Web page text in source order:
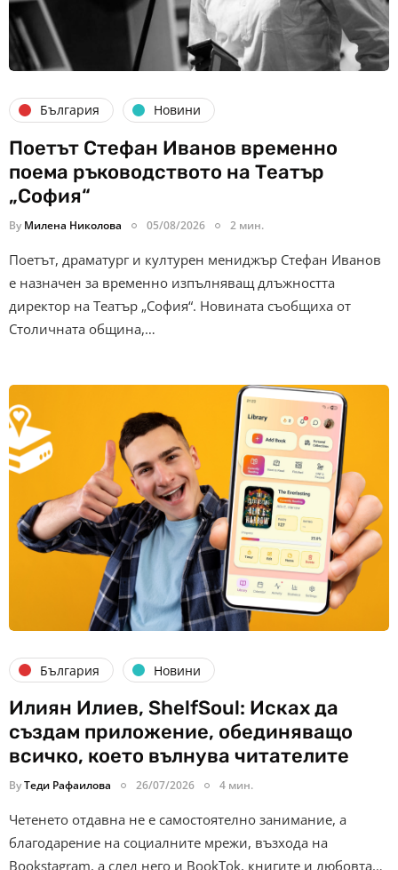
България Новини
Поетът Стефан Иванов временно
поема ръководството на Театър
„София“
By Милена Николова 05/08/2026 2 мин.
Поетът, драматург и културен мениджър Стефан Иванов
е назначен за временно изпълняващ длъжността
директор на Театър „София“. Новината съобщиха от
Столичната община,…
България Новини
Илиян Илиев, ShelfSoul: Исках да
създам приложение, обединяващо
всичко, което вълнува читателите
ByТеди Рафаилова 26/07/2026 4 мин.
Четенето отдавна не е самостоятелно занимание, а
благодарение на социалните мрежи, възхода на
Bookstagram, а след него и BookTok, книгите и любовта…